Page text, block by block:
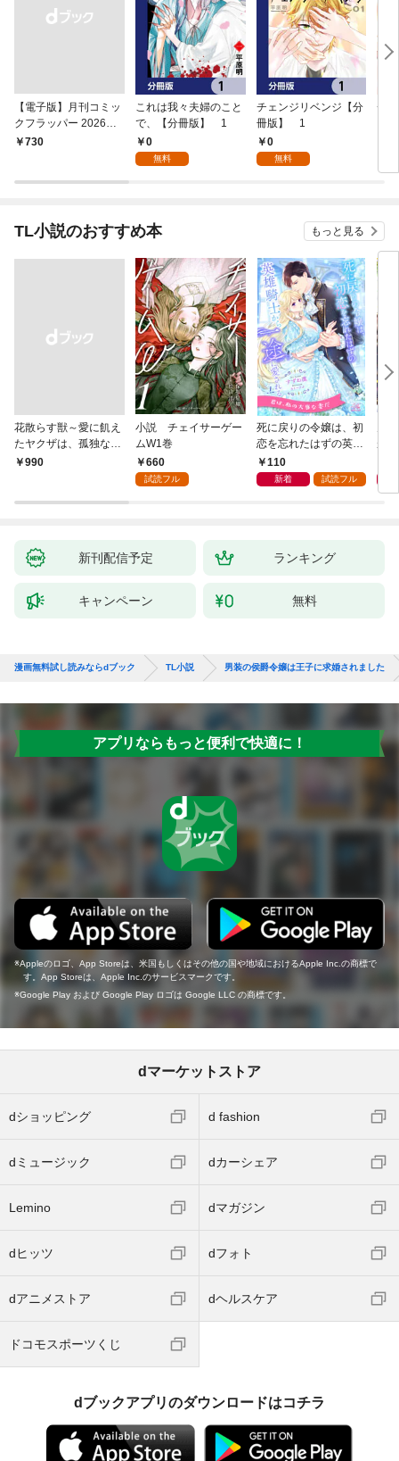
【電子版】月刊コミッ
クフラッパー 2026年9
月号
￥730
これは我々夫婦のこと
で、【分冊版】 1
0
無料
チェンジリベンジ【分
冊版】 1
0
無料
チ
TL小説のおすすめ本 もっと見る
花散らす獣～愛に飢え
たヤクザは、孤独な私
をかき乱す～
￥990
小説 チェイサーゲー
ムW1巻
660
試読フル
死に戻りの令嬢は、初
恋を忘れたはずの英雄
騎士から一途に愛され
る【１】
110
新着 試読フル
が
誘
新刊配信予定 ランキング
キャンペーン 無料
漫画無料試し読みならdブック TL小説 男装の侯爵令嬢は王子に求婚されました
アプリならもっと便利で快適に！
Appleのロゴ、App Storeは、米国もしくはその他の国や地域におけるApple Inc.の商標で
す。App Storeは、Apple Inc.のサービスマークです。
Google Play および Google Play ロゴは Google LLC の商標です。
dマーケットストア
dショッピング d fashion
dミュージック dカーシェア
Lemino dマガジン
dヒッツ dフォト
dアニメストア dヘルスケア
ドコモスポーツくじ
dブックアプリのダウンロードはコチラ